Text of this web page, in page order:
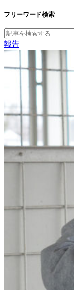
フリーワード検索
Search
for:
報告